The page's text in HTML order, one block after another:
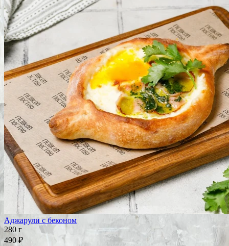
Аджарули с беконом
280 г
490 ₽